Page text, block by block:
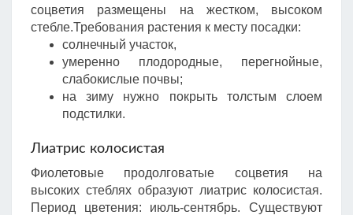
соцветия размещены на жестком, высоком
стебле.Требования растения к месту посадки:
солнечный участок,
умеренно плодородные, перегнойные,
слабокислые почвы;
на зиму нужно покрыть толстым слоем
подстилки.
Лиатрис колосистая
Фиолетовые продолговатые соцветия на
высоких стеблях образуют лиатрис колосистая.
Период цветения: июль-сентябрь. Существуют